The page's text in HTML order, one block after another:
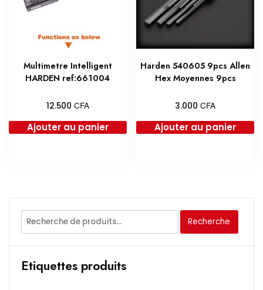
Multimetre Intelligent
HARDEN ref:661004
12.500 CFA
Ajouter au panier
Harden 540605 9pcs Allen
Hex Moyennes 9pcs
3.000CFA
Ajouter au panier
Recherche
pour :
Recherche
Etiquettes produits